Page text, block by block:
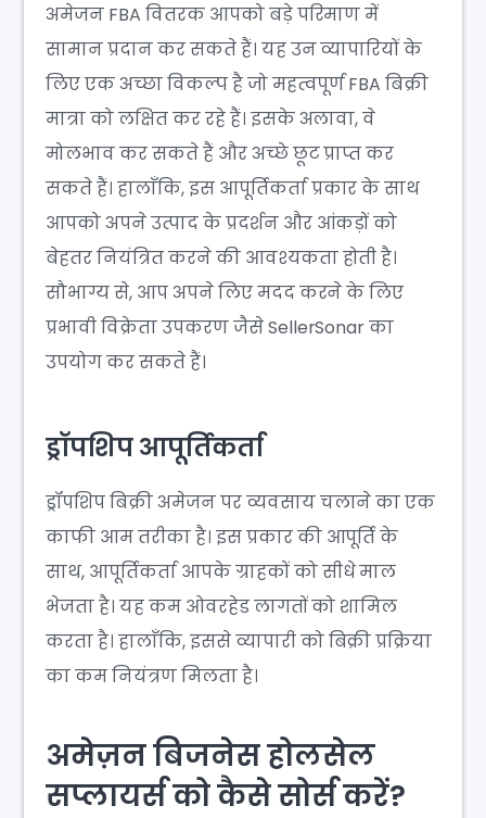
अमेजन FBA वितरक आपको बड़े परिमाण में
सामान प्रदान कर सकते हैं। यह उन व्यापारियों के
लिए एक अच्छा विकल्प है जो महत्वपूर्ण FBA बिक्री
मात्रा को लक्षित कर रहे हैं। इसके अलावा, वे
मोलभाव कर सकते हैं और अच्छे छूट प्राप्त कर
सकते हैं। हालाँकि, इस आपूर्तिकर्ता प्रकार के साथ
आपको अपने उत्पाद के प्रदर्शन और आंकड़ों को
बेहतर नियंत्रित करने की आवश्यकता होती है।
सौभाग्य से, आप अपने लिए मदद करने के लिए
प्रभावी विक्रेता उपकरण जैसे SellerSonar का
उपयोग कर सकते हैं।
ड्रॉपशिप आपूर्तिकर्ता
ड्रॉपशिप बिक्री अमेजन पर व्यवसाय चलाने का एक
काफी आम तरीका है। इस प्रकार की आपूर्ति के
साथ, आपूर्तिकर्ता आपके ग्राहकों को सीधे माल
भेजता है। यह कम ओवरहेड लागतों को शामिल
करता है। हालाँकि, इससे व्यापारी को बिक्री प्रक्रिया
का कम नियंत्रण मिलता है।
अमेज़न बिजनेस होलसेल
सप्लायर्स को कैसे सोर्स करें?